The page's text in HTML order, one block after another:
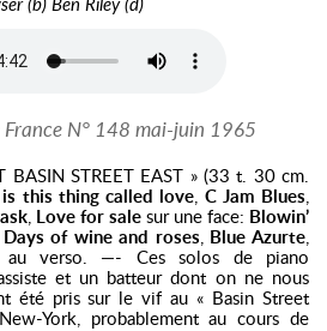
N° 148 mai-juin 1965
BASIN STREET EAST » (33 t. 30 cm.
this thing called love, C Jam Blues,
, Love for sale sur une face: Blowin’
Days of wine and roses, Blue Azurte,
au verso. —- Ces solos de piano
et un batteur dont on ne nous
été pris sur le vif au « Basin Street
York, probablement au cours de